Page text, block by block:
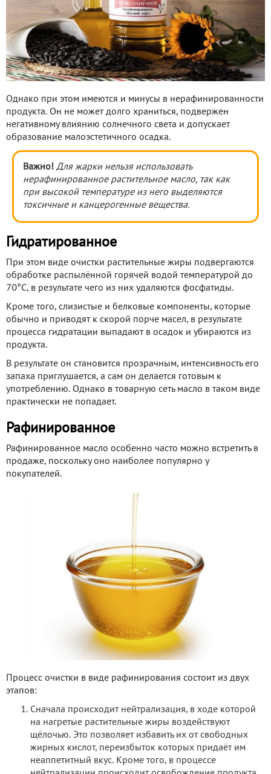
Однако при этом имеются и минусы в нерафинированности
продукта. Он не может долго храниться, подвержен
негативному влиянию солнечного света и допускает
образование малоэстетичного осадка.
Важно! Для жарки нельзя использовать
нерафинированное растительное масло, так как
при высокой температуре из него выделяются
токсичные и канцерогенные вещества.
Гидратированное
При этом виде очистки растительные жиры подвергаются
обработке распылённой горячей водой температурой до
70°С, в результате чего из них удаляются фосфатиды.
Кроме того, слизистые и белковые компоненты, которые
обычно и приводят к скорой порче масел, в результате
процесса гидратации выпадают в осадок и убираются из
продукта.
В результате он становится прозрачным, интенсивность его
запаха приглушается, а сам он делается готовым к
употреблению. Однако в товарную сеть масло в таком виде
практически не попадает.
Рафинированное
Рафинированное масло особенно часто можно встретить в
продаже, поскольку оно наиболее популярно у
покупателей.
Процесс очистки в виде рафинирования состоит из двух
этапов:
Сначала происходит нейтрализация, в ходе которой
на нагретые растительные жиры воздействуют
щёлочью. Это позволяет избавить их от свободных
жирных кислот, переизбыток которых придаёт им
неаппетитный вкус. Кроме того, в процессе